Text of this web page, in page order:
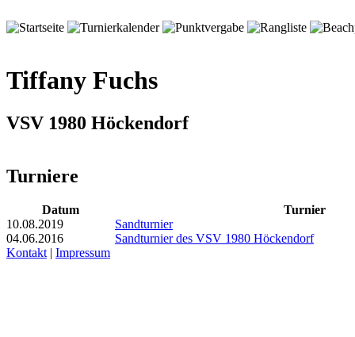
Tiffany Fuchs
VSV 1980 Höckendorf
Turniere
Datum
Turnier
10.08.2019
Sandturnier
04.06.2016
Sandturnier des VSV 1980 Höckendorf
Kontakt | Impressum